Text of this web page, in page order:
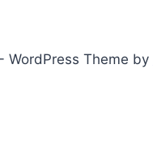
Theme by